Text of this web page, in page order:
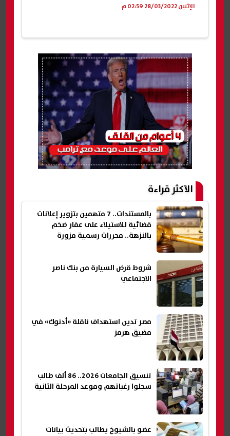
الإثنين 28/03/2022 02:59 م
الأكثر قراءة
بالمستندات.. 7 متهمين بتزوير إعلانات
قضائية للاستيلاء على عقار ضخم
بالنزهة.. محررات رسمية مزورة
شروط قرض السيارة من بنك ناصر
الاجتماعي
مصر تدين استهداف ناقلة «أدنوك» في
مضيق هرمز
تنسيق الجامعات 2026.. 86 ألف طالب
سجلوا رغباتهم وموعد المرحلة الثانية
عضو بالشيوخ يطالب بتحديث بيانات